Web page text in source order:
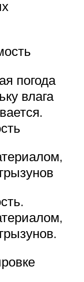
погода
влага